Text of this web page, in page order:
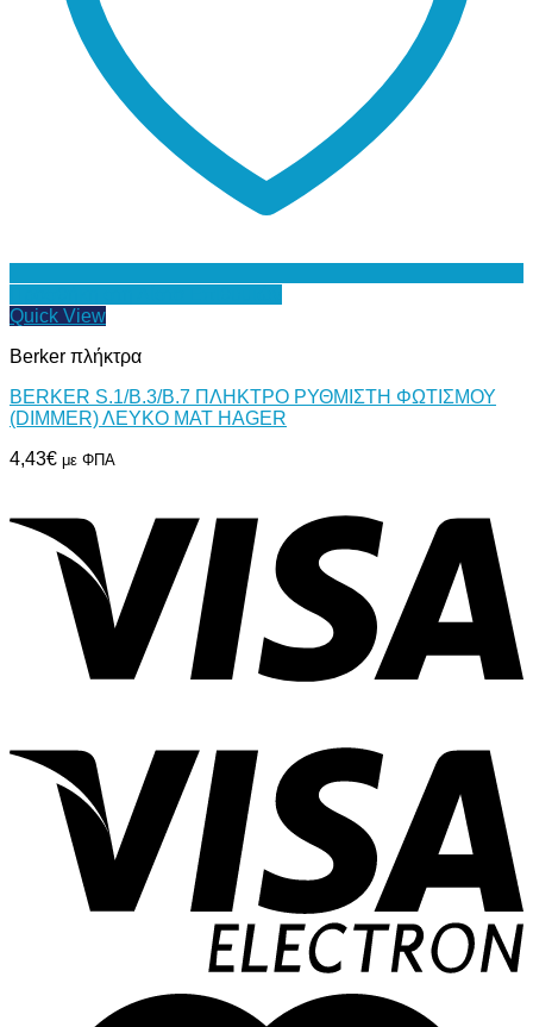
Quick View
Berker πλήκτρα
BERKER S.1/B.3/B.7 ΠΛΗΚΤΡΟ ΡΥΘΜΙΣΤΗ ΦΩΤΙΣΜΟΥ
(DIMMER) ΛΕΥΚΟ ΜΑΤ HAGER
4,43€ με ΦΠΑ